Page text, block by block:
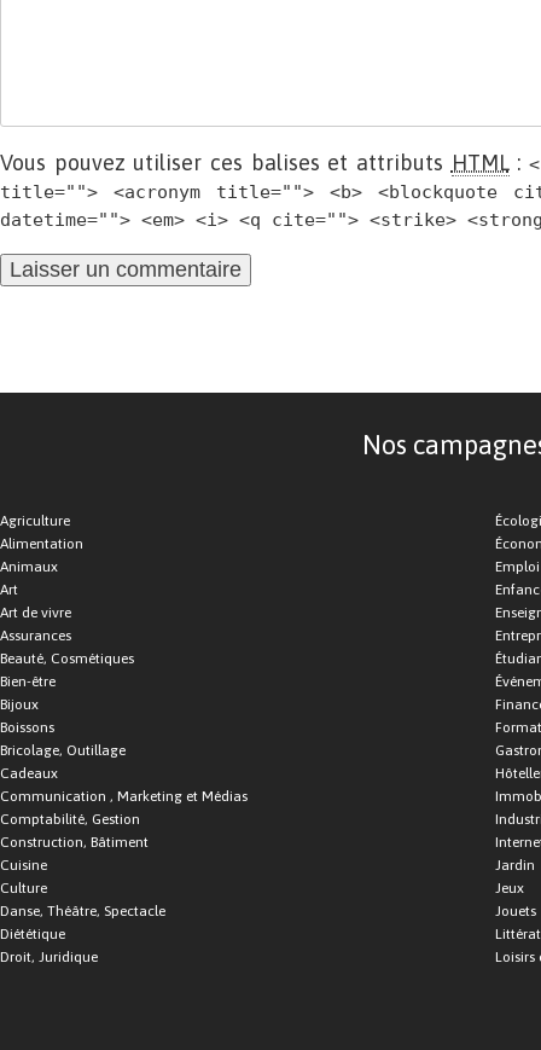
Vous pouvez utiliser ces balises et attributs HTML:
title=""> <acronym title=""> <b> <blockquote
datetime=""> <em> <i> <q cite=""> <strike>
Nos
Agriculture
Alimentation
Animaux
Art
Art de vivre
Assurances
Beauté, Cosmétiques
Bien-être
Bijoux
Boissons
Bricolage, Outillage
Cadeaux
Communication , Marketing et Médias
Comptabilité, Gestion
Construction, Bâtiment
Cuisine
Culture
Danse, Théâtre, Spectacle
Diététique
Droit, Juridique
Emploi
Jardin
Jeux
Jouets
Loisirs